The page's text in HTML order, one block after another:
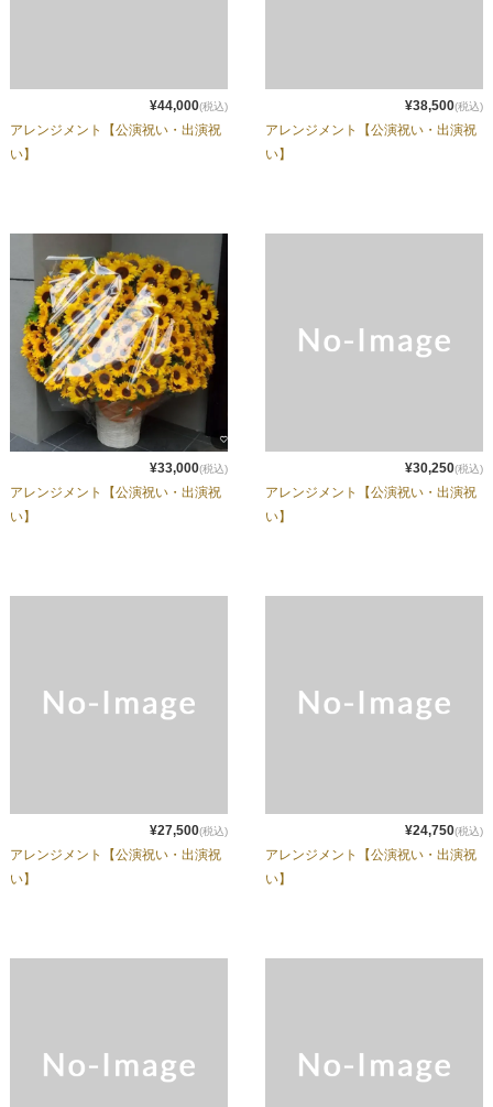
¥44,000(税込)
アレンジメント【公演祝い・出演祝
い】
¥38,500(税込)
アレンジメント【公演祝い・出演祝
い】
¥33,000(税込)
アレンジメント【公演祝い・出演祝
い】
¥30,250(税込)
アレンジメント【公演祝い・出演祝
い】
¥27,500(税込)
アレンジメント【公演祝い・出演祝
い】
¥24,750(税込)
アレンジメント【公演祝い・出演祝
い】